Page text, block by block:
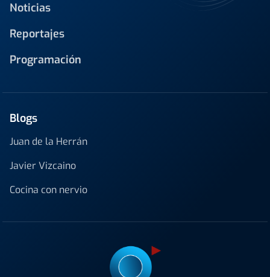
Noticias
Reportajes
Programación
Blogs
Juan de la Herrán
Javier Vizcaino
Cocina con nervio